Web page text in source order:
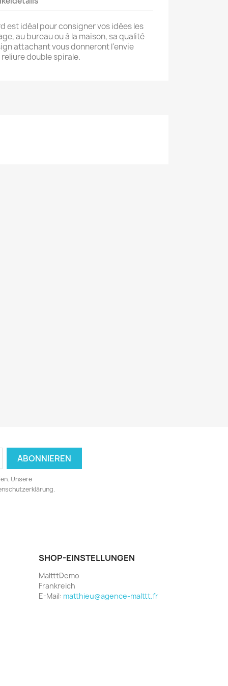
est idéal pour consigner vos idées les
au bureau ou à la maison, sa qualité
attachant vous donneront l'envie
double spirale.
Unsere
SHOP-EINSTELLUNGEN
MaltttDemo
Frankreich
E-Mail: matthieu@agence-malttt.fr